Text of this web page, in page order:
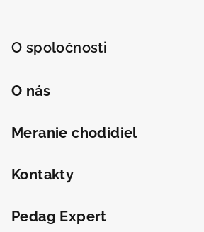
O spoločnosti
O nás
Meranie chodidiel
Kontakty
Pedag Expert